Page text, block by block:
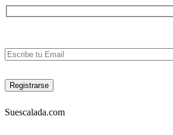
Suescalada.com